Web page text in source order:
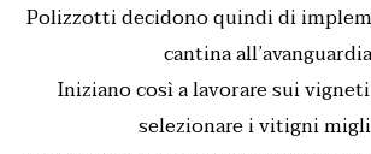
Polizzotti decidono quindi di
cantina
Iniziano così a lavorare sui
selezionare i vitigni